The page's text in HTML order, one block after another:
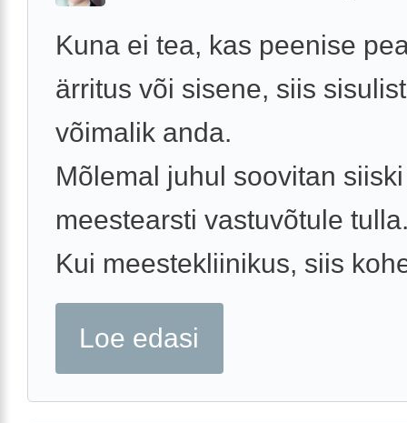
Kuna ei tea, kas peenise
ärritus või sisene, siis
võimalik anda.
Mõlemal juhul soovitan siiski
meestearsti vastuvõtule
Kui meestekliinikus, siis
Loe edasi